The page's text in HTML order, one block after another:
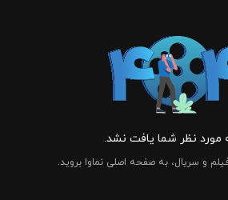
نظر شما یافت نشد.
و سریال، به صفحه اصلی نماوا بروید.